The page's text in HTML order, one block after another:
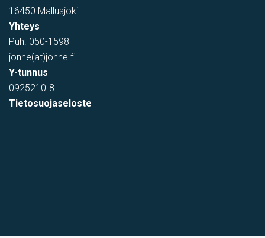
16450 Mallusjoki
Yhteys
Puh. 050-1598
jonne(at)jonne.fi
Y-tunnus
0925210-8
Tietosuojaseloste